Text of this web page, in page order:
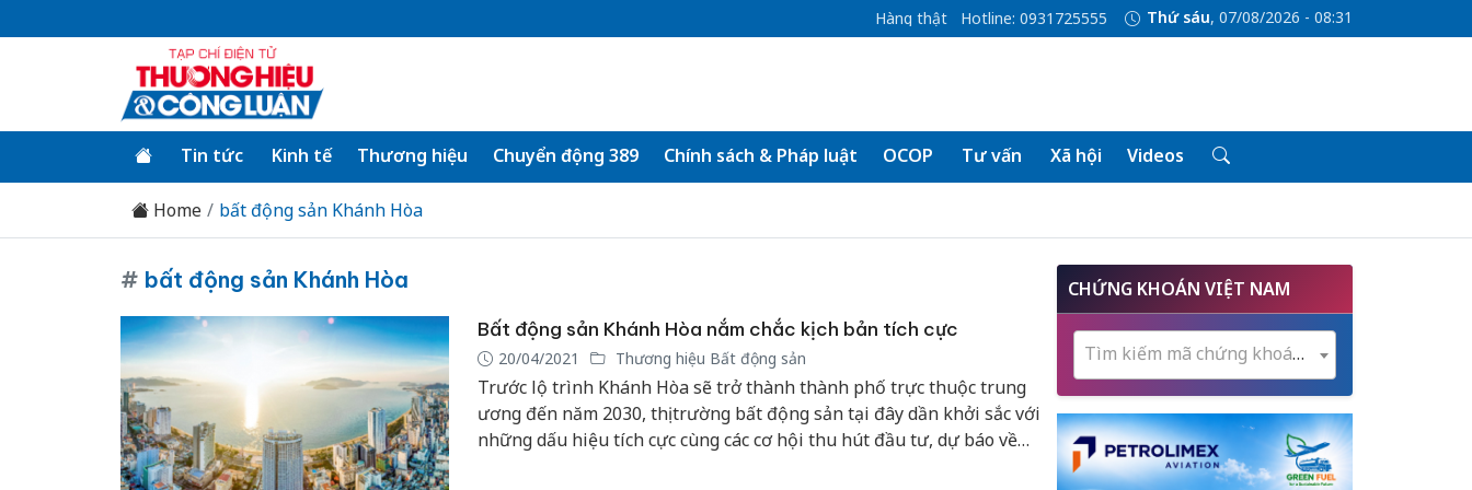
Hàng thật Hotline: 0931725555 Thứ sáu, 07/08/2026 - 08:31
Tin tức Kinh tế Thương hiệu Chuyển động 389 Chính sách & Pháp luật OCOP Tư vấn Xã hội Videos
Home bất động sản Khánh Hòa
# bất động sản Khánh Hòa
Bất động sản Khánh Hòa nắm chắc kịch bản tích cực
20/04/2021 Thương hiệu Bất động sản
Trước lộ trình Khánh Hòa sẽ trở thành thành phố trực thuộc trung
ương đến năm 2030, thị trường bất động sản tại đây dần khởi sắc với
những dấu hiệu tích cực cùng các cơ hội thu hút đầu tư, dự báo về
CHỨNG KHOÁN VIỆT NAM
Tìm kiếm mã chứng khoán...